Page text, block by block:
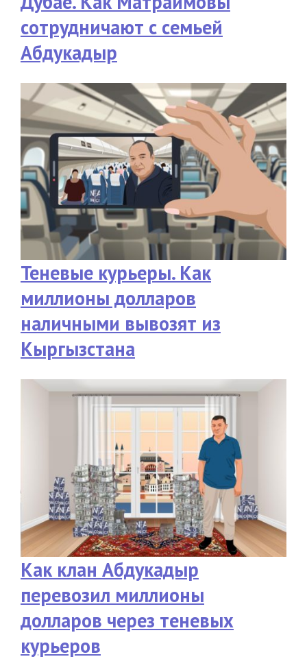
сотрудничают с семьей
Абдукадыр
Теневые курьеры. Как
миллионы долларов
наличными вывозят из
Кыргызстана
Как клан Абдукадыр
перевозил миллионы
долларов через теневых
курьеров